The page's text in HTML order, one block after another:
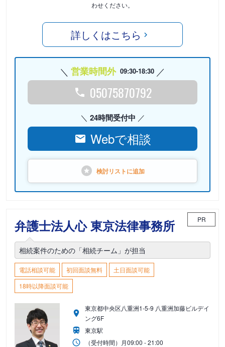
わせください。
詳しくはこちら
営業時間外 09:30-18:30
05075870792
24時間受付中
Webで相談
検討リストに追加
弁護士法人心 東京法律事務所 PR
相続案件のための「相続チーム」が担当
電話相談可能 初回面談無料
土日面談可能
18時以降面談可能
東京都中央区八重洲1-5-9 八重洲加藤ビルデイ
ング6F
東京駅
（受付時間） 月09:00 - 21:00